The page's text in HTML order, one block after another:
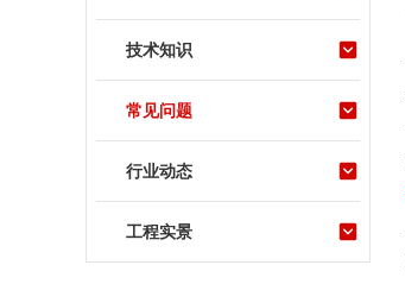
技术知识
常见问题
行业动态
工程实景